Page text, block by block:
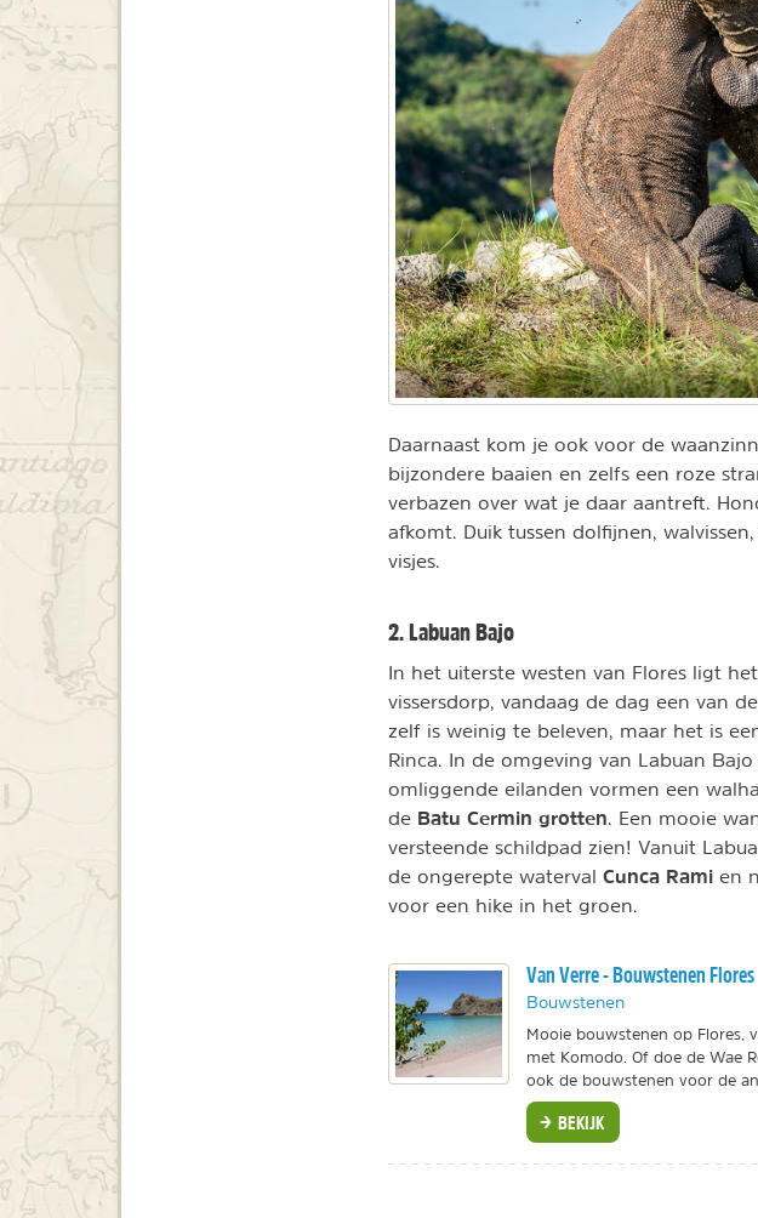
Daarnaast kom je ook voor de
bijzondere baaien en zelfs een roze
verbazen over wat je daar aantreft.
afkomt. Duik tussen dolfijnen,
visjes.
2. Labuan Bajo
In het uiterste westen van Flores ligt
vissersdorp, vandaag de dag een van
zelf is weinig te beleven, maar het is
Rinca. In de omgeving van Labuan
omliggende eilanden vormen een
de Batu Cermin grotten . Een mooie
versteende schildpad zien! Vanuit
de ongerepte waterval Cunca Rami en
voor een hike in het groen.
Van Verre - Bouwstenen Flores
Bouwstenen
Mooie bouwstenen op Flores,
met Komodo. Of doe de Wae
ook de bouwstenen voor de
BEKIJK